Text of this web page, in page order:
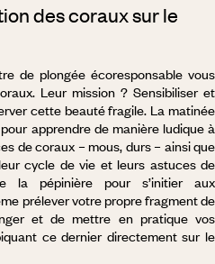
des coraux sur le
de plongée écoresponsable vous
Leur mission ? Sensibiliser et
cette beauté fragile. La matinée
apprendre de manière ludique à
de coraux – mous, durs – ainsi que
cycle de vie et leurs astuces de
la pépinière pour s’initier aux
prélever votre propre fragment de
et de mettre en pratique vos
ce dernier directement sur le